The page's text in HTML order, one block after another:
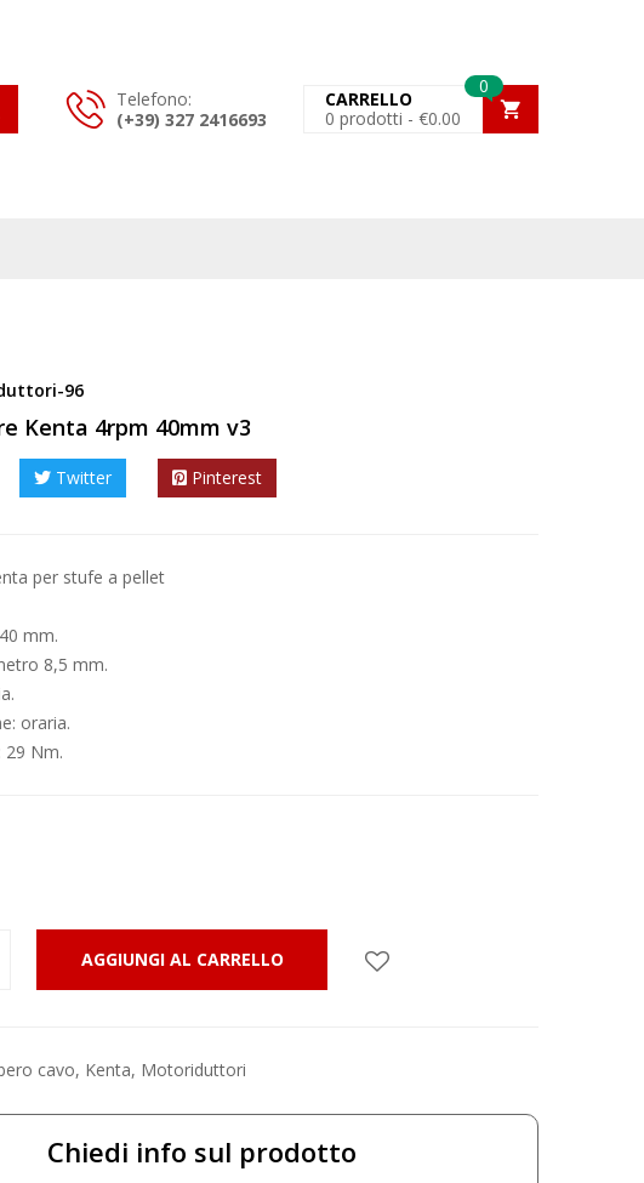
Telefono:
(+39) 327 2416693
0
CARRELLO
0 prodotti - €0.00
96
Kenta 4rpm 40mm v3
Twitter Pinterest
per stufe a pellet
mm.
8,5 mm.
oraria.
29 Nm.
AGGIUNGI AL CARRELLO
cavo, Kenta, Motoriduttori
Chiedi info sul prodotto